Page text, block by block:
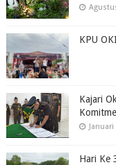
KPU
Kajari
Januari
Hari Ke